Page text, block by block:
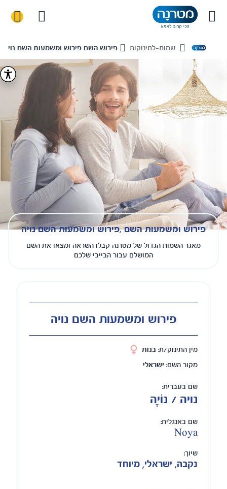
Home שמות-לתינוקות פירוש השם פירוש ומשמעות השם נויה
פירוש ומשמעות השם ,פירוש ומשמעות השם נויה
מאגר השמות הגדול של מטרנה קבלו השראה ומצאו את השם
המושלם עבור הבייבי שלכם
פירוש ומשמעות השם נויה
מין התינוק/ת: בנות
מקור השם: ישראלי
שם בעברית:
נויה / נוֹיָה
שם באנגלית:
Noya
שיוך:
נקבה, ישראלי, מיוחד